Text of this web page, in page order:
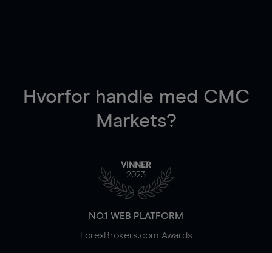
Hvorfor handle med CMC
Markets?
VINNER
2023
NO.1 WEB PLATFORM
ForexBrokers.com Awards